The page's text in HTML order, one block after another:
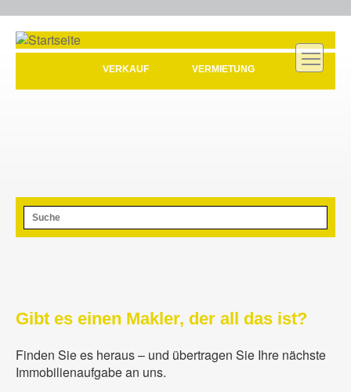
zum
Inhalt
VERKAUF VERMIETUNG
Diese
Website
Gibt es einen Makler, der all das ist?
Finden Sie es heraus – und übertragen Sie Ihre nächste
Immobilienaufgabe an uns.